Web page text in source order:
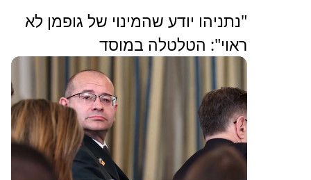
"נתניהו יודע שהמינוי של גופמן לא
ראוי": הטלטלה במוסד